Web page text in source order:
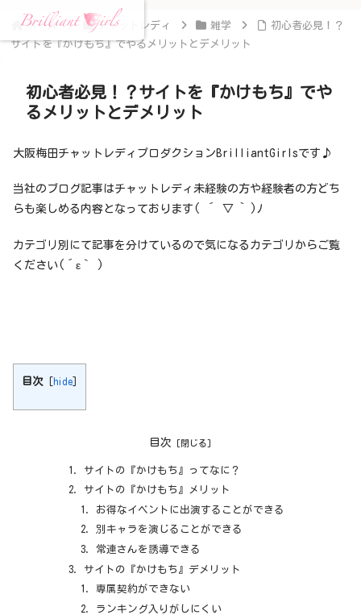
ホーム チャットレディ 雑学
初心者必見！？
サイトを『かけもち』でやるメリットとデメリット
初心者必見！？サイトを『かけもち』でや
るメリットとデメリット
大阪梅田チャットレディプロダクションBrilliantGirlsです♪
当社のブログ記事はチャットレディ未経験の方や経験者の方どち
らも楽しめる内容となっております( ´ ▽ ` )ﾉ
カテゴリ別にて記事を分けているので気になるカテゴリからご覧
ください(´ε｀ )
目次 [hide]
目次
サイトの『かけもち』ってなに？
サイトの『かけもち』メリット
お得なイベントに出演することができる
別キャラを演じることができる
常連さんを誘導できる
サイトの『かけもち』デメリット
専属契約ができない
ランキング入りがしにくい